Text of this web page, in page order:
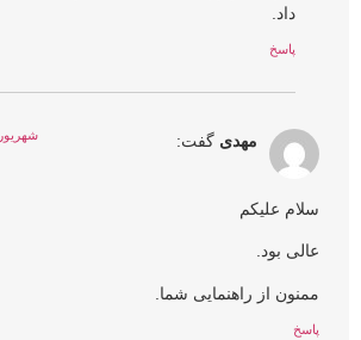
داد.
پاسخ
مهدی گفت: شهریور 22, 1403 در 7:13 ب.ظ
سلام علیکم
عالی بود.
ممنون از راهنمایی شما.
پاسخ